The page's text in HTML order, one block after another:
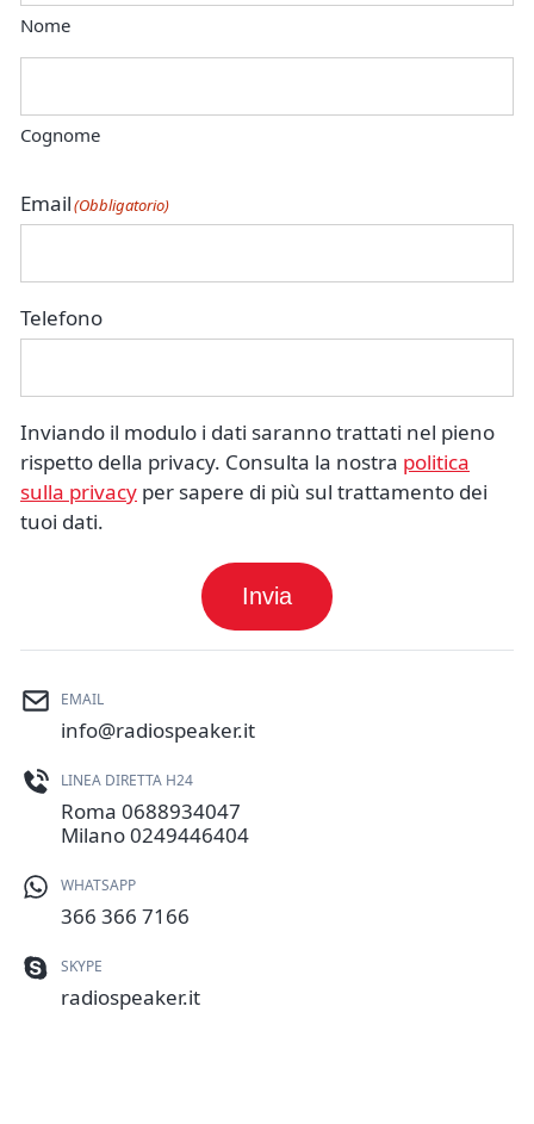
Nome
Cognome
Email(Obbligatorio)
Telefono
Inviando il modulo i dati saranno trattati nel pieno
rispetto della privacy. Consulta la nostra politica
sulla privacy per sapere di più sul trattamento dei
tuoi dati.
Invia
EMAIL
info@radiospeaker.it
LINEA DIRETTA H24
Roma 0688934047
Milano0249446404
WHATSAPP
366 366 7166
SKYPE
radiospeaker.it